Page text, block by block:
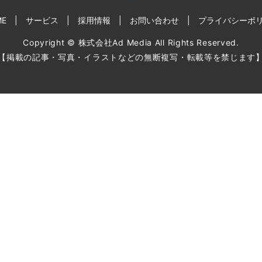
サービス 採用情報 お問い合わせ プライバシーポ
Copyright © 株式会社Ad Media All Rights Reserved.
掲載の記事・写真・イラストなどの無断複写・転載等を禁じます】